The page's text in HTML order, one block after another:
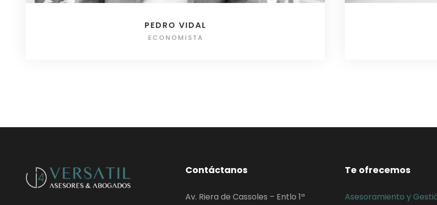
PEDRO VIDAL
ECONOMISTA
Contáctanos
Av. Riera de Cassoles – Entlo 1ª
Te ofrecemos
Asesoramiento y